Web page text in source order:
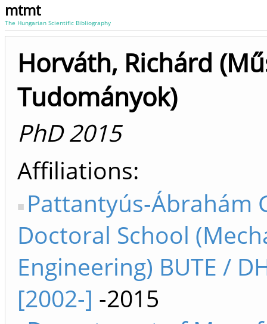
mtmt
The Hungarian Scientific Bibliography
Horváth, Richárd
Tudományok)
PhD 2015
Affiliations
Pattantyús-Ábrahám
Doctoral School
Engineering) BUTE /
[2002-] -2015